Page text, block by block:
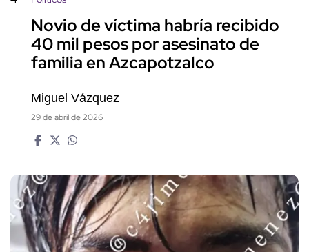
Novio de víctima habría recibido
40 mil pesos por asesinato de
familia en Azcapotzalco
Miguel Vázquez
29 de abril de 2026